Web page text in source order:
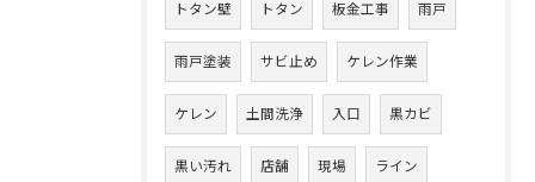
トタン壁 トタン 板金工事 雨戸
雨戸塗装 サビ止め ケレン作業
ケレン 土間洗浄 入口 黒カビ
黒い汚れ 店舗 現場 ライン